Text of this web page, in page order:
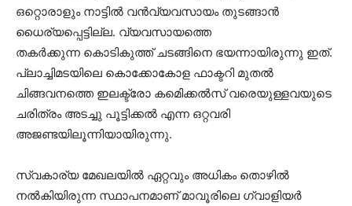
ഒറ്റൊരാളും നാട്ടില്‍ വന്‍വ്യവസായം തുടങ്ങാന്‍
ധൈര്യപ്പെട്ടില്ല. വ്യവസായത്തെ
തകര്‍ക്കുന്ന കൊടികുത്ത് ചടങ്ങിനെ ഭയന്നായിരുന്നു ഇത്.
പ്ലാച്ചിമടയിലെ കൊക്കോകോള ഫാക്ടറി മുതല്‍
ചിങ്ങവനത്തെ ഇലക്ട്രോ കമെിക്കല്‍സ് വരെയുള്ളവയുടെ
ചരിത്രം അടച്ചു പൂട്ടിക്കല്‍ എന്ന ഒറ്റവരി
അജണ്ടയിലൂന്നിയായിരുന്നു.
സ്വകാര്യ മേഖലയില്‍ ഏറ്റവും അധികം തൊഴില്‍
നല്‍കിയിരുന്ന സ്ഥാപനമാണ് മാവൂരിലെ ഗ്വാളിയര്‍